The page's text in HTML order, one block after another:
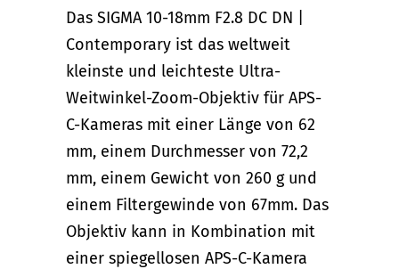
Das SIGMA 10-18mm F2.8 DC DN |
Contemporary ist das weltweit
kleinste und leichteste Ultra-
Weitwinkel-Zoom-Objektiv für APS-
C-Kameras mit einer Länge von 62
mm, einem Durchmesser von 72,2
mm, einem Gewicht von 260 g und
einem Filtergewinde von 67mm. Das
Objektiv kann in Kombination mit
einer spiegellosen APS-C-Kamera